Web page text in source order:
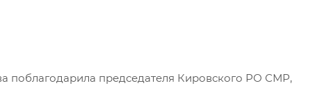
поблагодарила председателя Кировского РО СМР,